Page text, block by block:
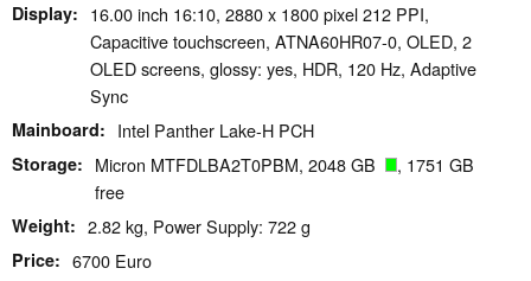
Display
16.00 inch 16:10, 2880 x 1800 pixel 212 PPI,
Capacitive touchscreen, ATNA60HR07-0, OLED, 2
OLED screens, glossy: yes, HDR, 120 Hz, Adaptive
Sync
Mainboard Intel Panther Lake-H PCH
Storage Micron MTFDLBA2T0PBM, 2048 GB
, 1751 GB
free
Weight 2.82 kg, Power Supply: 722 g
Price 6700 Euro